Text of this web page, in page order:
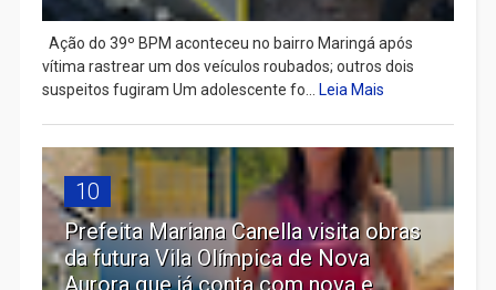
Ação do 39º BPM aconteceu no bairro Maringá após
vítima rastrear um dos veículos roubados; outros dois
suspeitos fugiram Um adolescente fo... Leia Mais
10
Prefeita Mariana Canella visita obras
da futura Vila Olímpica de Nova
Aurora que já conta com nova e